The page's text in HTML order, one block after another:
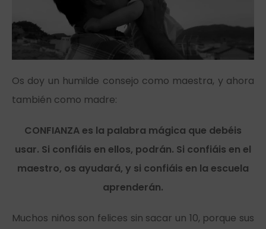
Os doy un humilde consejo como maestra, y ahora
también como madre:
CONFIANZA es la palabra mágica que debéis
usar. Si confiáis en ellos, podrán. Si confiáis en el
maestro, os ayudará, y si confiáis en la escuela
aprenderán.
Muchos niños son felices sin sacar un 10, porque sus